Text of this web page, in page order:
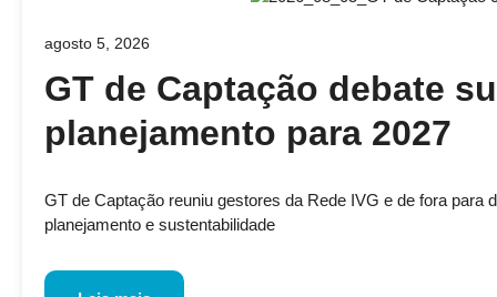
agosto 5, 2026
GT de Captação debate
planejamento para 2027
GT de Captação reuniu gestores da Rede IVG e de fora para
planejamento e sustentabilidade